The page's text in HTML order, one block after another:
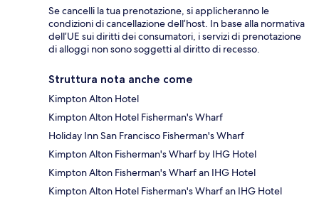
Se cancelli la tua prenotazione, si applicheranno le
condizioni di cancellazione dell’host. In base alla normativa
dell’UE sui diritti dei consumatori, i servizi di prenotazione
di alloggi non sono soggetti al diritto di recesso.
Struttura nota anche come
Kimpton Alton Hotel
Kimpton Alton Hotel Fisherman's Wharf
Holiday Inn San Francisco Fisherman's Wharf
Kimpton Alton Fisherman's Wharf by IHG Hotel
Kimpton Alton Fisherman's Wharf an IHG Hotel
Kimpton Alton Hotel Fisherman's Wharf an IHG Hotel